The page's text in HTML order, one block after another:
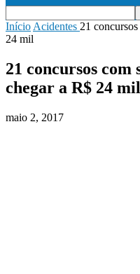
Início Acidentes 21
24 mil
21 concursos com
chegar a R$ 24 mil
maio 2, 2017